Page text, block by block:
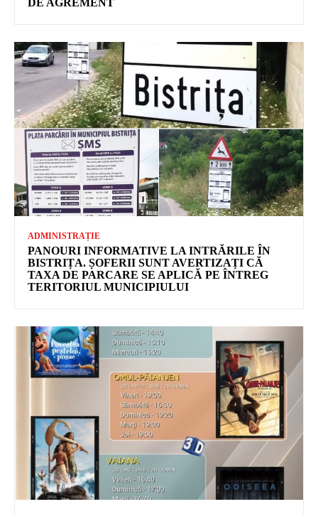
ADMINISTRAȚIE
PANOURI INFORMATIVE LA INTRĂRILE ÎN
BISTRIȚA. ȘOFERII SUNT AVERTIZAȚI CĂ
TAXA DE PARCARE SE APLICĂ PE ÎNTREG
TERITORIUL MUNICIPIULUI